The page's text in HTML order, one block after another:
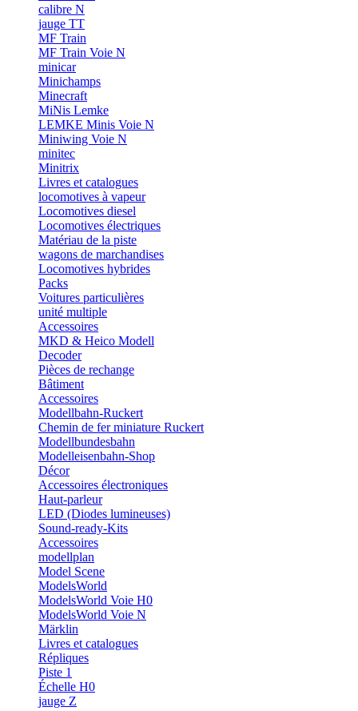
calibre N
jauge TT
MF Train
MF Train Voie N
minicar
Minichamps
Minecraft
MiNis Lemke
LEMKE Minis Voie N
Miniwing Voie N
minitec
Minitrix
Livres et catalogues
locomotives à vapeur
Locomotives diesel
Locomotives électriques
Matériau de la piste
wagons de marchandises
Locomotives hybrides
Packs
Voitures particulières
unité multiple
Accessoires
MKD & Heico Modell
Decoder
Pièces de rechange
Bâtiment
Accessoires
Modellbahn-Ruckert
Chemin de fer miniature Ruckert
Modellbundesbahn
Modelleisenbahn-Shop
Décor
Accessoires électroniques
Haut-parleur
LED (Diodes lumineuses)
Sound-ready-Kits
Accessoires
modellplan
Model Scene
ModelsWorld
ModelsWorld Voie H0
ModelsWorld Voie N
Märklin
Livres et catalogues
Répliques
Piste 1
Échelle H0
jauge Z